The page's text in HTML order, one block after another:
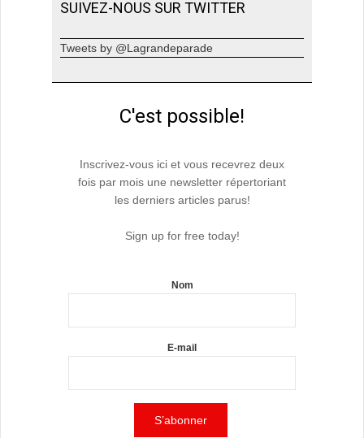
SUIVEZ-NOUS SUR TWITTER
Tweets by @Lagrandeparade
C'est possible!
Inscrivez-vous ici et vous recevrez deux
fois par mois une newsletter répertoriant
les derniers articles parus!
Sign up for free today!
Nom
E-mail